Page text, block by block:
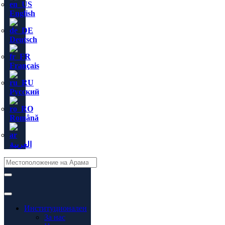
English
Deutsch
Français
Русский
Română
العربية
Институционален
За нас